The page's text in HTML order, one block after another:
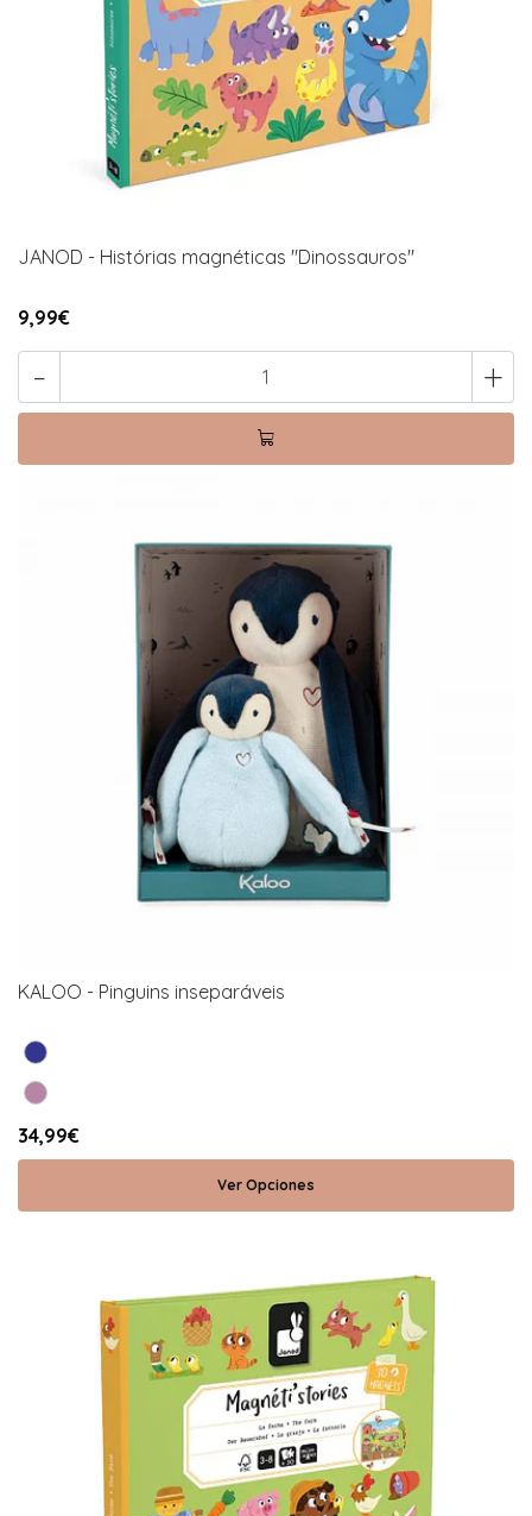
JANOD - Histórias magnéticas "Dinossauros"
9,99€
- +
KALOO - Pinguins inseparáveis
34,99€
Ver Opciones